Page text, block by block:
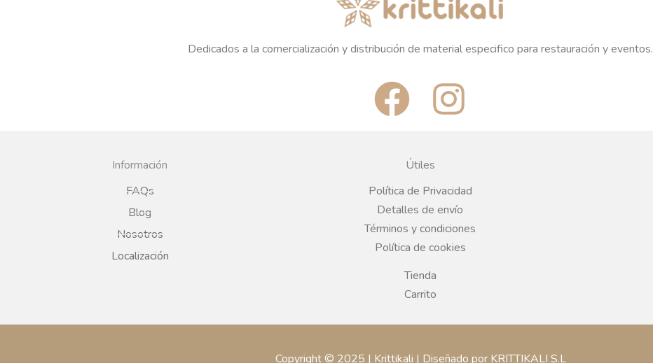
Dedicados a la comercialización y distribución de material especifico para restauración y eventos.
F
a
c
e
b
o
o
k
I
n
t
a
a
Información
FAQs
Blog
Nosotros
Localización
Útiles
Política de Privacidad
Detalles de envío
Términos y condiciones
Política de cookies
Tienda
Carrito
Copyright © 2025 | Krittikali | Diseñado por KRITTIKALI S.L